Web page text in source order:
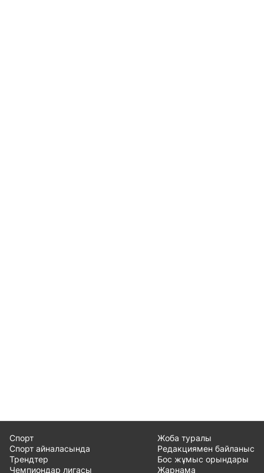
Спорт
Спорт айналасында
Трендтер
Чемпиондар лигасы
Жоба туралы
Редакциямен байланыс
Бос жұмыс орындары
Жарнама